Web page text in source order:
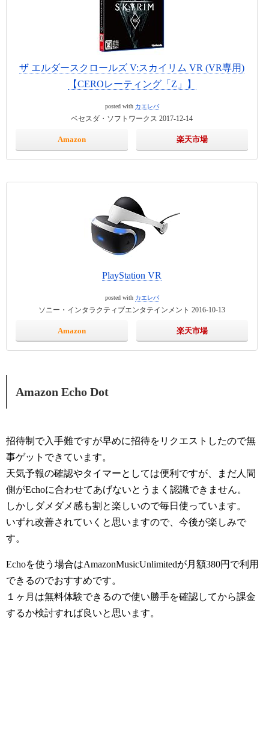
ザ エルダースクロールズ V:スカイリム VR (VR専用)
【CEROレーティング「Z」】
posted with カエレバ
ベセスダ・ソフトワークス 2017-12-14
Amazon 楽天市場
PlayStation VR
posted with カエレバ
ソニー・インタラクティブエンタテインメント 2016-10-13
Amazon 楽天市場
Amazon Echo Dot
招待制で入手難ですが早めに招待をリクエストしたので無
事ゲットできています。
天気予報の確認やタイマーとしては便利ですが、まだ人間
側がEchoに合わせてあげないとうまく認識できません。
しかしダメダメ感も割と楽しいので毎日使っています。
いずれ改善されていくと思いますので、今後が楽しみで
す。
Echoを使う場合はAmazonMusicUnlimitedが月額380円で利用
できるのでおすすめです。
１ヶ月は無料体験できるので使い勝手を確認してから課金
するか検討すれば良いと思います。